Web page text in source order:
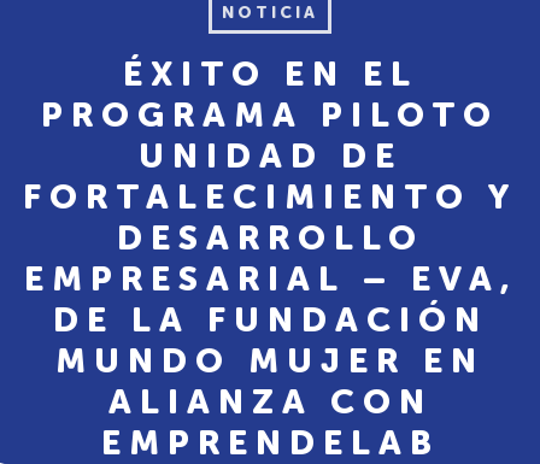
NOTICIA
ÉXITO EN EL
PROGRAMA PILOTO
UNIDAD DE
FORTALECIMIENTO Y
DESARROLLO
EMPRESARIAL – EVA,
DE LA FUNDACIÓN
MUNDO MUJER EN
ALIANZA CON
EMPRENDELAB